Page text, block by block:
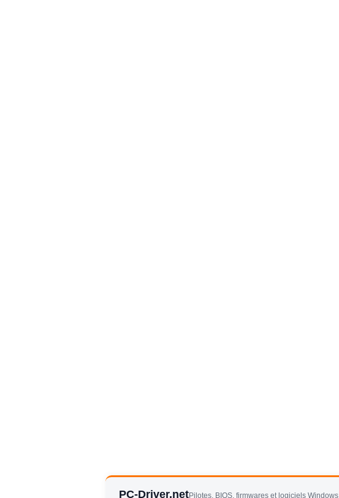
PC-Driver.netPilotes, BIOS, firmwares et logiciels Windows